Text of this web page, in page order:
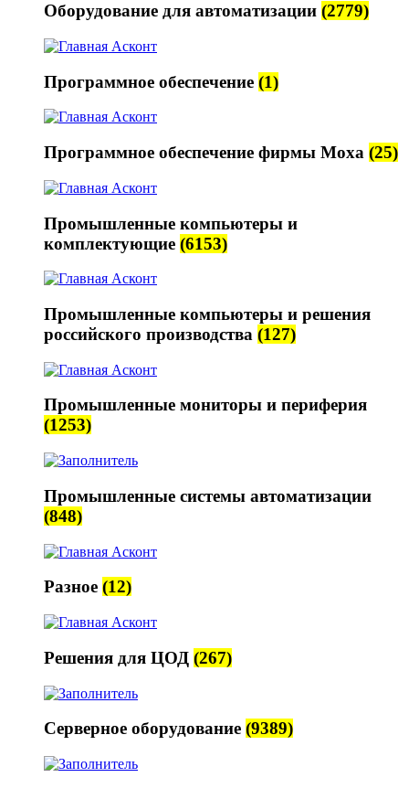
Оборудование для автоматизации (2779)
Программное обеспечение (1)
Программное обеспечение фирмы Moxa (25)
Промышленные компьютеры и
комплектующие (6153)
Промышленные компьютеры и решения
российского производства (127)
Промышленные мониторы и периферия
(1253)
Промышленные системы автоматизации
(848)
Разное (12)
Решения для ЦОД (267)
Серверное оборудование (9389)